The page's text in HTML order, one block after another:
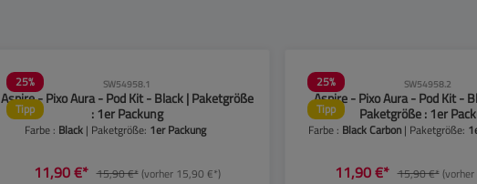
25%
Tipp
SW54958.1
Aspire - Pixo Aura - Pod Kit - Black | Paketgröße
: 1er Packung
Farbe : Black | Paketgröße: 1er Packung
11,90 €* 15,90 €*(vorher 15,90 €*)
25%
Tipp
SW54958.2
Aspire - Pixo Aura - Pod Kit -
Paketgröße : 1er
Farbe : Black Carbon | Paketgröße:
11,90 €* 15,90 €*